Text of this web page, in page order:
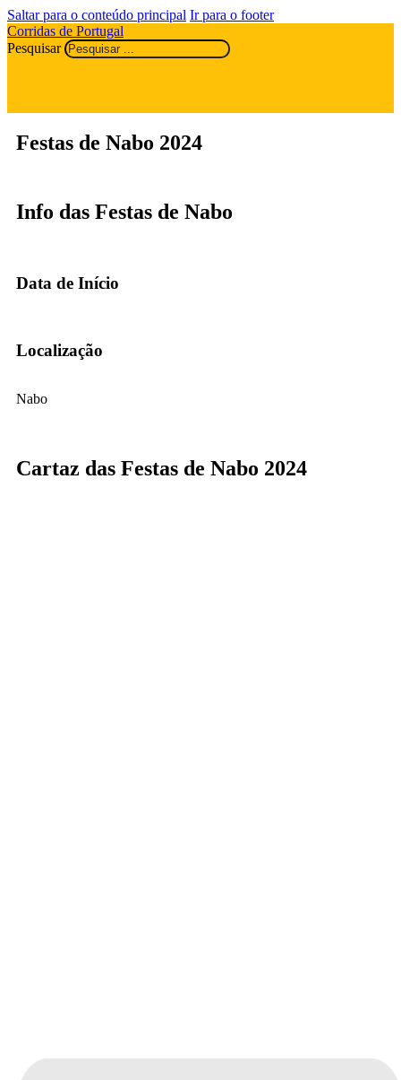
Saltar para o conteúdo principal Ir para o footer
Corridas de Portugal
Pesquisar
Festas de Nabo 2024
Info das Festas de Nabo
Data de Início
Localização
Nabo
Cartaz das Festas de Nabo 2024